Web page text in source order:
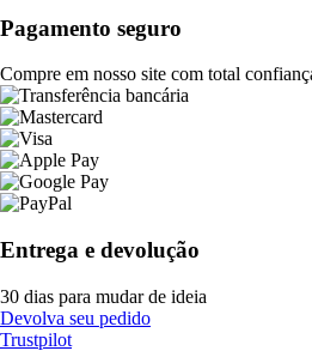
Pagamento seguro
Compre em nosso site com total
Entrega e devolução
30 dias para mudar de ideia
Devolva seu pedido
Trustpilot